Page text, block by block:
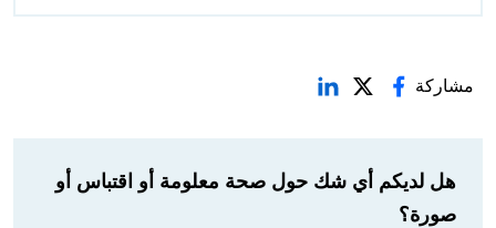
مشاركة
هل لديكم أي شك حول صحة معلومة أو اقتباس أو
صورة؟